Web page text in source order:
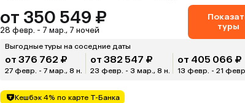
от 350 549 ₽
28 февр. - 7 мар., 7 ночей
туры
Выгодные туры на соседние даты
от 376 762 ₽
27 февр. - 7 мар., 8 н.
от 382 547 ₽
23 февр. - 3 мар., 8 н.
от 405 066 ₽
13 февр. - 21
Кешбэк 4% по карте Т-Банка